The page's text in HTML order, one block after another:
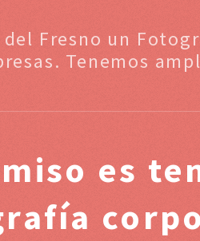
Fresno un
Tenemos
es